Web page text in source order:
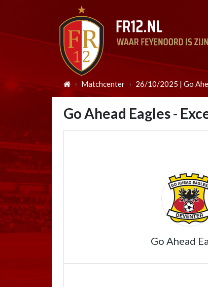
Matchcenter 26/10/2025 | Go
Go Ahead Eagles -
Go Ahead